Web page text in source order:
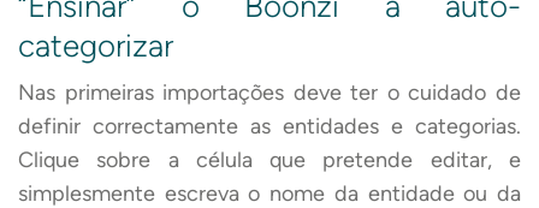
categorizar
Nas primeiras importações deve ter o cuidado de
definir correctamente as entidades e categorias.
Clique sobre a célula que pretende editar, e
simplesmente escreva o nome da entidade ou da